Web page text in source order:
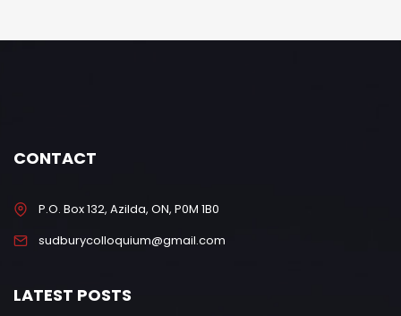
CONTACT
P.O. Box 132, Azilda, ON, P0M 1B0
sudburycolloquium@gmail.com
LATEST POSTS